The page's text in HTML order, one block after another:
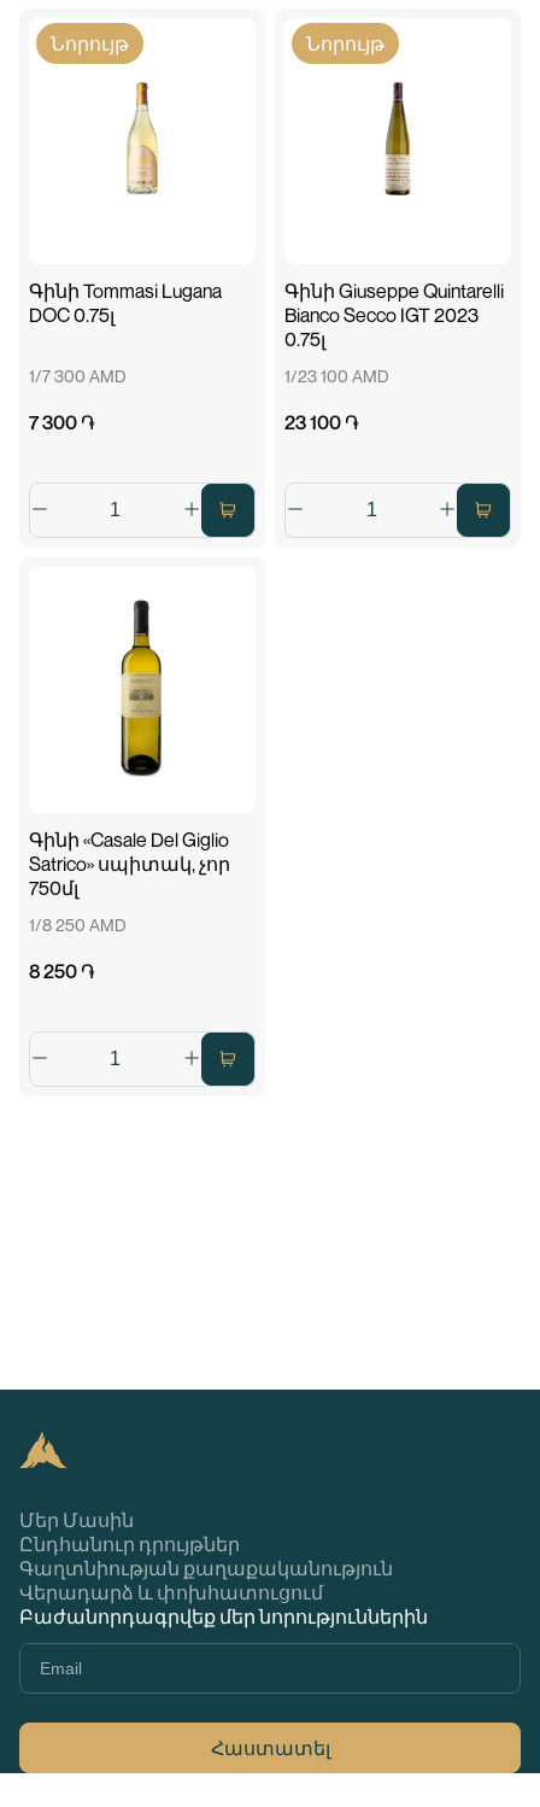
Նորույթ
Գինի Tommasi Lugana
DOC 0.75լ
1/7 300 AMD
7 300 ֏
Նորույթ
Գինի Giuseppe Quintarelli
Bianco Secco IGT 2023
0.75լ
1/23 100 AMD
23 100 ֏
Գինի «Casale Del Giglio
Satrico» սպիտակ, չոր
750մլ
1/8 250 AMD
8 250 ֏
Մեր Մասին
Ընդհանուր դրույթներ
Գաղտնիության քաղաքականություն
Վերադարձ և փոխհատուցում
Բաժանորդագրվեք մեր նորություններին
Հաստատել